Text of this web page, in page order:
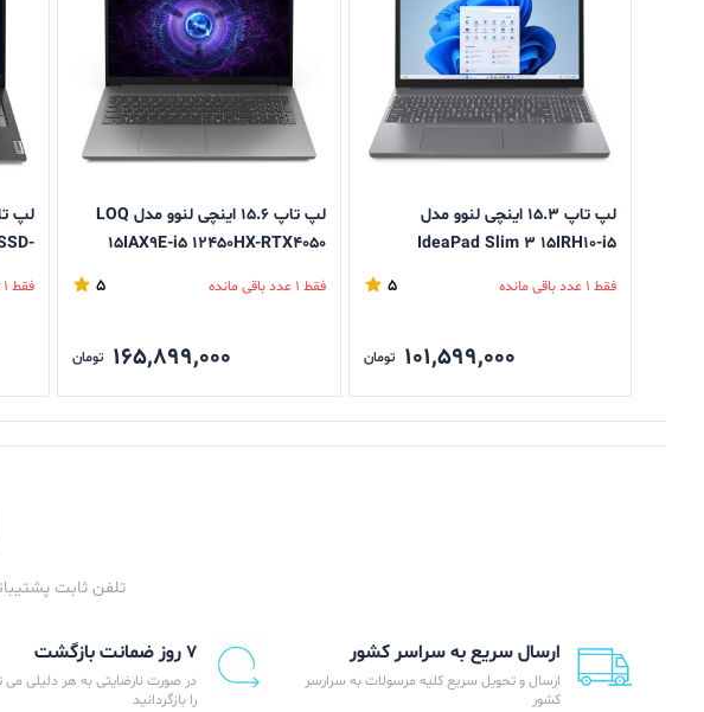
لپ تاپ 15.3 اینچی لنوو مدل
IdeaPad Slim 3 15IRH10-i5
فقط 1 عدد باقی مانده 5
101,599,000 تومان
لپ تاپ 15.6 اینچی لنوو مدل LOQ
15IAX9E-i5 12450HX-RTX4050
فقط 1 عدد باقی مانده 5
165,899,000 تومان
فقط 1 عدد باقی مانده
تلفن ثابت پشتیبانی : 02188800138 | پاسخگویی در
ارسال سریع به سراسر کشور
ارسال و تحویل سریع کلیه مرسولات به سرارسر
کشور
۷ روز ضمانت بازگشت
در صورت نارضایتی به هر دلیلی
را بازگردانید